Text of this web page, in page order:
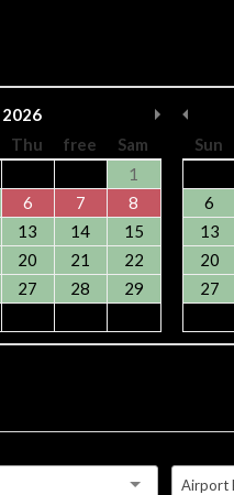
2026
Thu free
Sam
1
6 7
8
13 14
15
20 21
22
27 28
29
Sun
6
13
20
27
Airport